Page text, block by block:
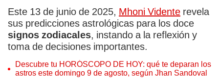
Este 13 de junio de 2025, Mhoni Vidente revela
sus predicciones astrológicas para los doce
signos zodiacales, instando a la reflexión y
toma de decisiones importantes.
Descubre tu HORÓSCOPO DE HOY: qué te deparan los
astros este domingo 9 de agosto, según Jhan Sandoval